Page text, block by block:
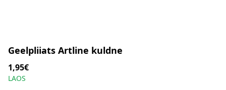
Geelpliiats Artline kuldne
1,95€
LAOS